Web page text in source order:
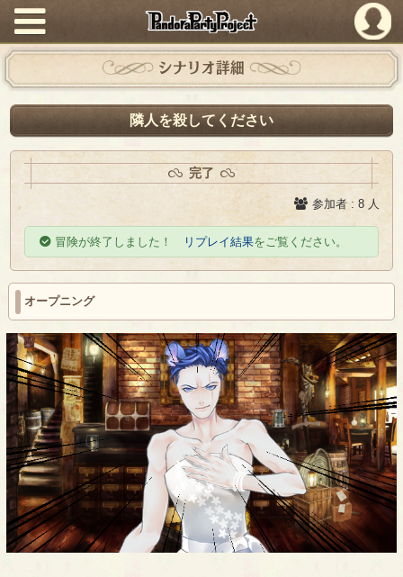
PandoraPartyProject
シナリオ詳細
隣人を殺してください
完了
参加者 : 8 人
冒険が終了しました！ リプレイ結果をご覧ください。
オープニング